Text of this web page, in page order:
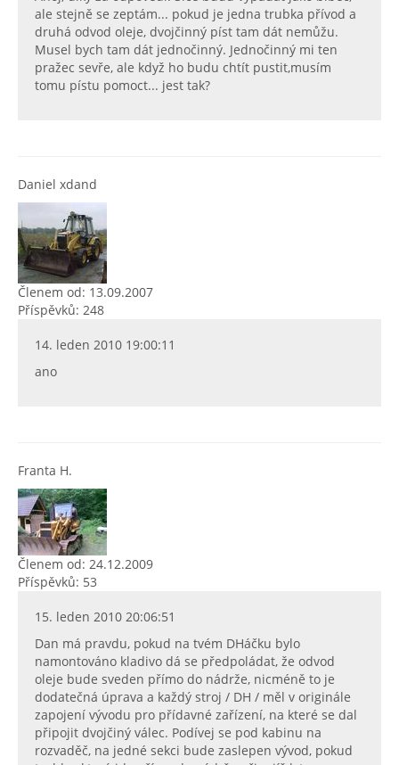
ale stejně se zeptám... pokud je jedna trubka přívod a
druhá odvod oleje, dvojčinný píst tam dát nemůžu.
Musel bych tam dát jednočinný. Jednočinný mi ten
pražec sevře, ale když ho budu chtít pustit,musím
tomu pístu pomoct... jest tak?
Daniel xdand
Členem od: 13.09.2007
Příspěvků: 248
14. leden 2010 19:00:11
ano
Franta H.
Členem od: 24.12.2009
Příspěvků: 53
15. leden 2010 20:06:51
Dan má pravdu, pokud na tvém DHáčku bylo
namontováno kladivo dá se předpoládat, že odvod
oleje bude sveden přímo do nádrže, nicméně to je
dodatečná úprava a každý stroj / DH / měl v originále
zapojení vývodu pro přídavné zařízení, na které se dal
připojit dvojčiný válec. Podívej se pod kabinu na
rozvaděč, na jedné sekci bude zaslepen vývod, pokud